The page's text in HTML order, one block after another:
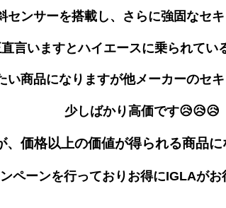
センサーを搭載し、さらに強固なセ
言いますとハイエースに乗られてい
い商品になりますが他メーカーのセ
少しばかり高価です😥😥😥
、価格以上の価値が得られる商品
ペーンを行っておりお得にIGLAが